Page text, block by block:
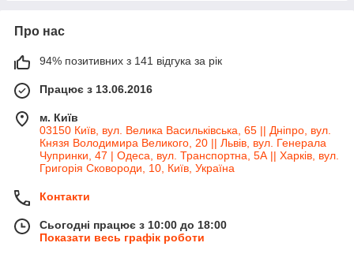
Про нас
94% позитивних з 141 відгука за рік
Працює з 13.06.2016
м. Київ
03150 Київ, вул. Велика Васильківська, 65 || Дніпро, вул.
Князя Володимира Великого, 20 || Львів, вул. Генерала
Чупринки, 47 | Одеса, вул. Транспортна, 5А || Харків, вул.
Григорія Сковороди, 10, Київ, Україна
Контакти
Сьогодні працює з 10:00 до 18:00
Показати весь графік роботи